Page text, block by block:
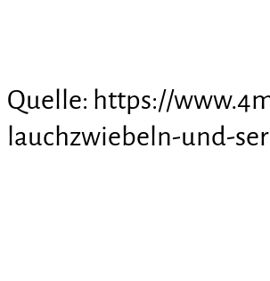
Quelle: https://
lauchzwiebeln-und-